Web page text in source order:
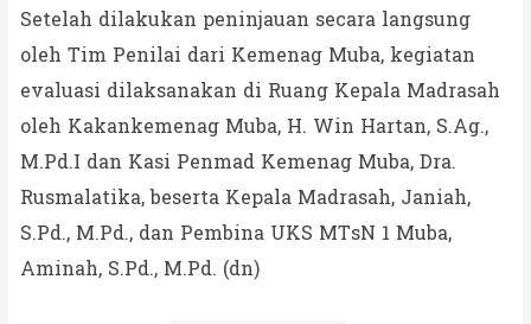
Setelah dilakukan peninjauan secara langsung
oleh Tim Penilai dari Kemenag Muba, kegiatan
evaluasi dilaksanakan di Ruang Kepala Madrasah
oleh Kakankemenag Muba, H. Win Hartan, S.Ag.,
M.Pd.I dan Kasi Penmad Kemenag Muba, Dra.
Rusmalatika, beserta Kepala Madrasah, Janiah,
S.Pd., M.Pd., dan Pembina UKS MTsN 1 Muba,
Aminah, S.Pd., M.Pd. (dn)